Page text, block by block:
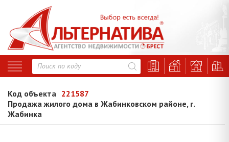
Код объекта 221587
Продажа жилого дома в Жабинковском районе, г.
Жабинка